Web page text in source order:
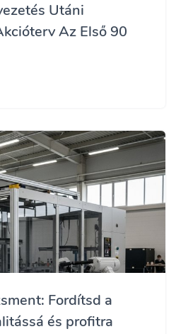
Utáni
Az Első 90
Fordítsd a
és profitra